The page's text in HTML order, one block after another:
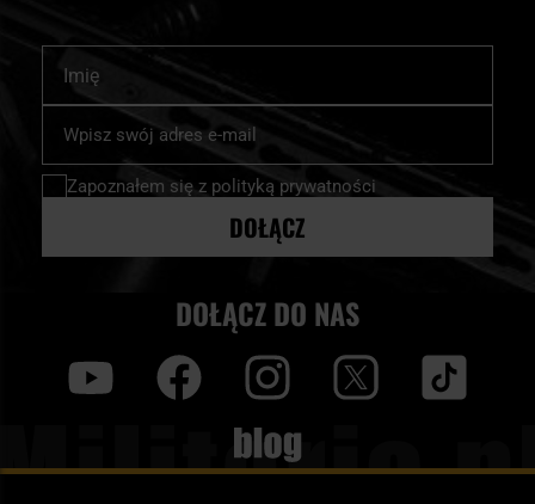
nasz
newsletter:
Zapoznałem się z polityką prywatności
DOŁĄCZ
DOŁĄCZ DO NAS
Blog